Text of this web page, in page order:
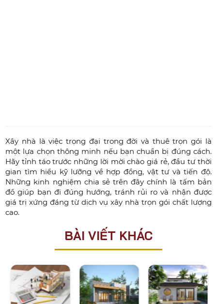
Xây nhà là việc trọng đại trong đời và thuê trọn gói là
một lựa chọn thông minh nếu bạn chuẩn bị đúng cách.
Hãy tỉnh táo trước những lời mời chào giá rẻ, đầu tư thời
gian tìm hiểu kỹ lưỡng về hợp đồng, vật tư và tiến độ.
Những kinh nghiệm chia sẻ trên đây chính là tấm bản
đồ giúp bạn đi đúng hướng, tránh rủi ro và nhận được
giá trị xứng đáng từ dịch vụ xây nhà trọn gói chất lượng
cao.
BÀI VIẾT KHÁC